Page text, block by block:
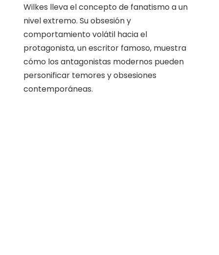
Wilkes lleva el concepto de fanatismo a un
nivel extremo. Su obsesión y
comportamiento volátil hacia el
protagonista, un escritor famoso, muestra
cómo los antagonistas modernos pueden
personificar temores y obsesiones
contemporáneas.